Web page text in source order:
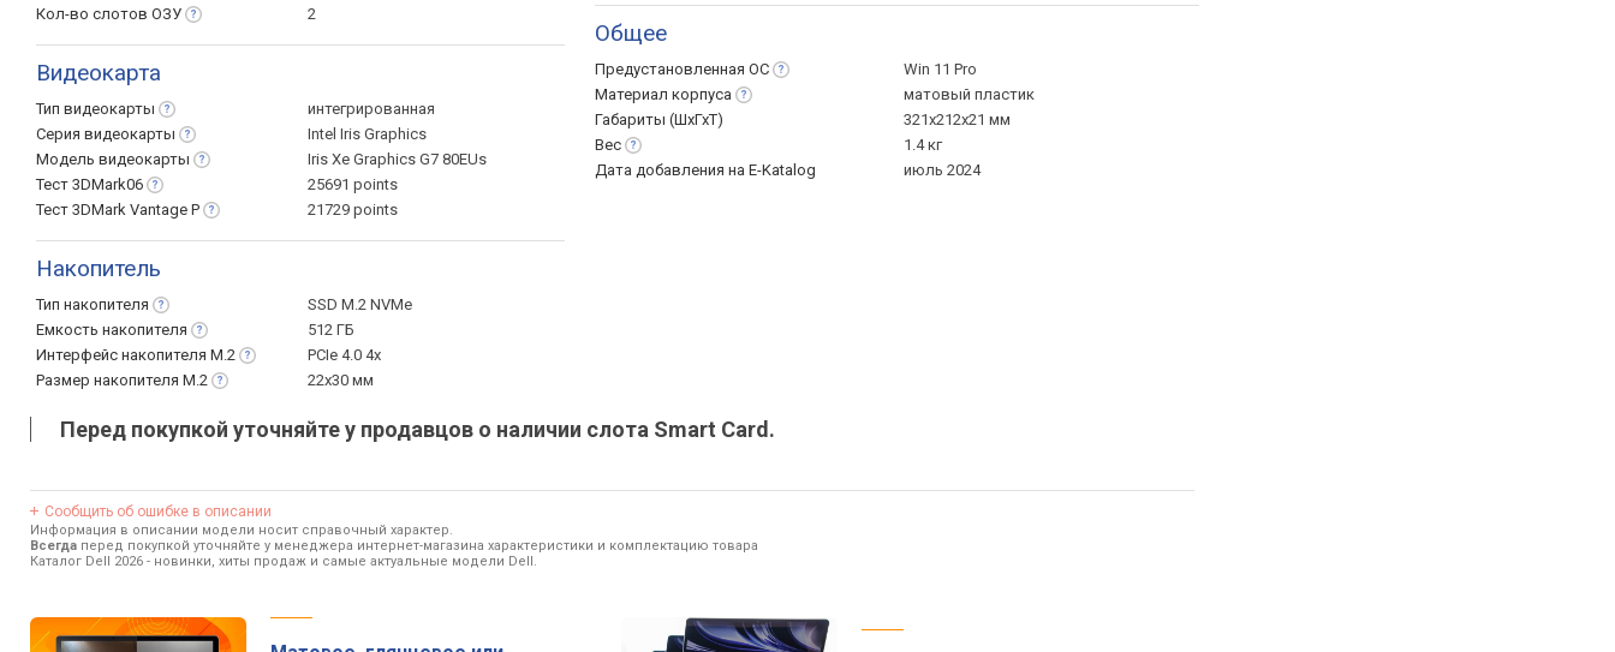
Кол-во слотов ОЗУ 2
Видеокарта
Тип видеокарты
интегрированная
Серия видеокарты
Intel Iris Graphics
Модель видеокарты
Iris Xe Graphics G7 80EUs
Тест 3DMark06
25691 points
Тест 3DMark Vantage P 21729 points
Накопитель
Тип накопителя
SSD M.2 NVMe
Емкость накопителя
512 ГБ
Интерфейс накопителя M.2
PCIe 4.0 4x
Размер накопителя M.2 22x30 мм
Общее
Предустановленная ОС
Win 11 Pro
Материал корпуса
матовый пластик
Габариты (ШхГхТ)
321x212x21 мм
Вес
1.4 кг
Дата добавления на E-Katalog
июль 2024
Перед покупкой уточняйте у продавцов о наличии слота Smart Card.
Сообщить об ошибке в описании
Информация в описании модели носит справочный характер.
Всегда перед покупкой уточняйте у менеджера интернет-магазина характеристики и комплектацию товара
Каталог Dell 2026 - новинки, хиты продаж и самые актуальные модели Dell.